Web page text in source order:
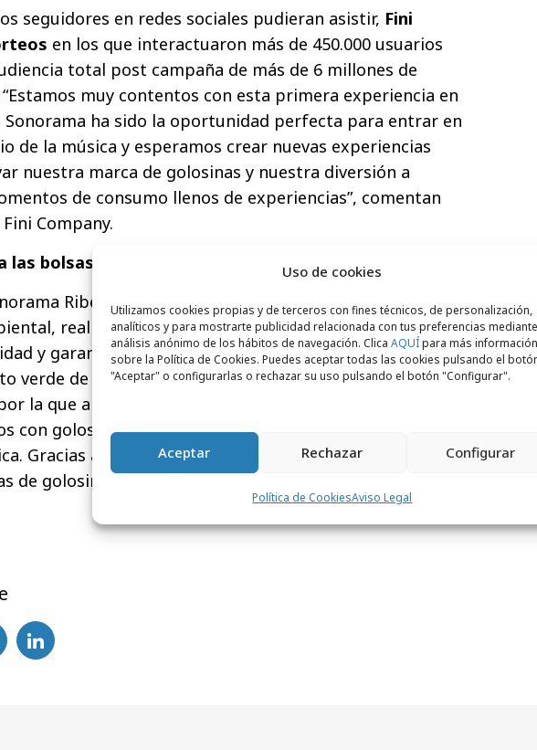
Uso de cookies
Utilizamos cookies propias y de terceros con fines técnicos, de personalización,
analíticos y para mostrarte publicidad relacionada con tus preferencias
análisis anónimo de los hábitos de navegación. Clica AQUÍpara más información
sobre la Política de Cookies. Puedes aceptar todas las cookies pulsando el
"Aceptar" o configurarlas o rechazar su uso pulsando el botón "Configurar".
Aceptar Rechazar Configurar
Política de CookiesAviso Legal
seguidores en redes sociales pudieran asistir, Fini
en los que interactuaron más de 450.000 usuarios
total post campaña de más de 6 millones de
muy contentos con esta primera experiencia en
Sonorama ha sido la oportunidad perfecta para entrar en
de la música y esperamos crear nuevas experiencias
nuestra marca de golosinas y nuestra diversión a
de consumo llenos de experiencias”, comentan
Company.
las bolsas de chuches vendidas en el festival
Ribera un festival con una fuerte conciencia
realiza diferentes acciones para promover la
y garantizar la limpieza del festival. Fini quiso unirse al
verde de Sonorama con la acción Eco Point, una
la que al reciclar cinco bolsas de Fini, podías ganar kits
con golosinas y otros accesorios ideales para disfrutar
Gracias a esta acción, Fini consiguió reciclar más de
de golosinas.